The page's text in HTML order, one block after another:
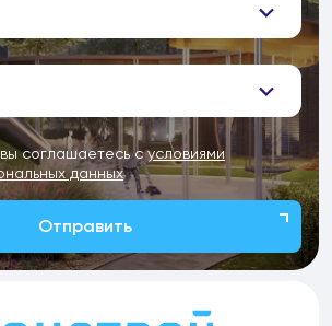
соглашаетесь сусловиями
данных
Отправить